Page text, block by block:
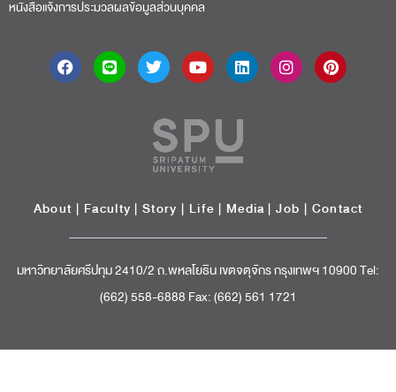
หนังสือแจ้งการประมวลผลข้อมูลส่วนบุคคล
About | Faculty | Story | Life | Media |Job | Contact
มหาวิทยาลัยศรีปทุม 2410/2 ถ.พหลโยธิน เขตจตุจักร กรุงเทพฯ 10900 Tel:
(662) 558-6888 Fax: (662) 561 1721